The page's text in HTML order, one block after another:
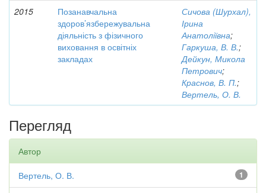
2015
Позанавчальна
здоров’язбережувальна
діяльність з фізичного
виховання в освітніх
закладах
Сичова (Шурхал),
Ірина
Анатоліївна;
Гаркуша, В. В.;
Дейкун, Микола
Петрович;
Краснов, В. П.;
Вертель, О. В.
Перегляд
Автор
1
Вертель, О. В.